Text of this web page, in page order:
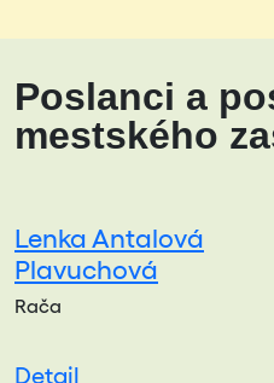
Poslanci a
mestského
Lenka Antalová
Plavuchová
Rača
Detail